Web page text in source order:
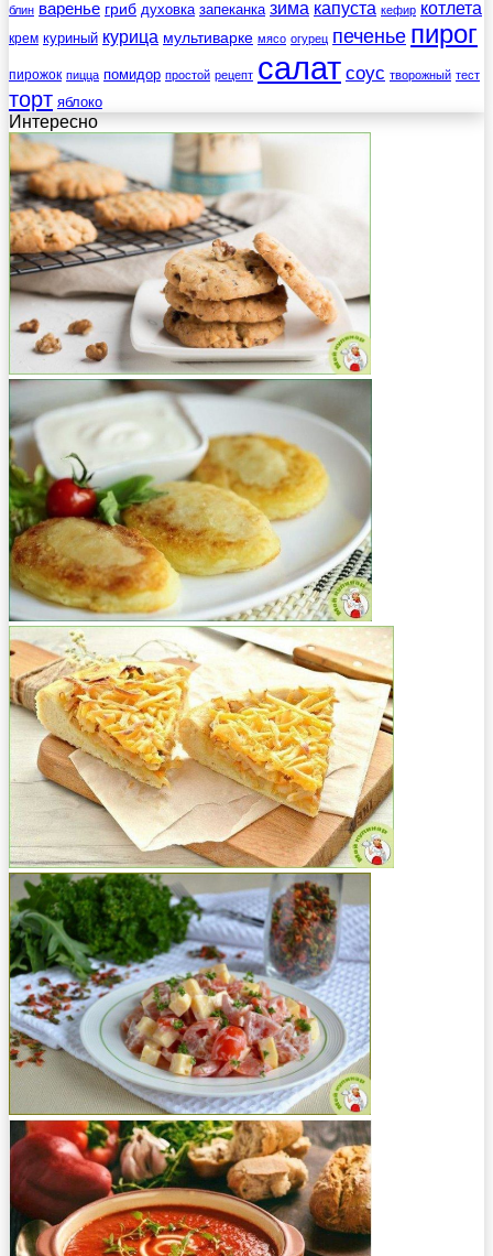
блин варенье гриб духовка запеканка зима капуста кефир котлета
крем куриный курица мультиварке мясо огурец печенье пирог
пирожок пицца помидор простой рецепт салат соус творожный тест
торт яблоко
Интересно